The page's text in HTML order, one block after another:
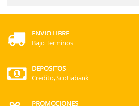
ENVIO LIBRE
Bajo Terminos
DEPOSITOS
Credito, Scotiabank
PROMOCIONES